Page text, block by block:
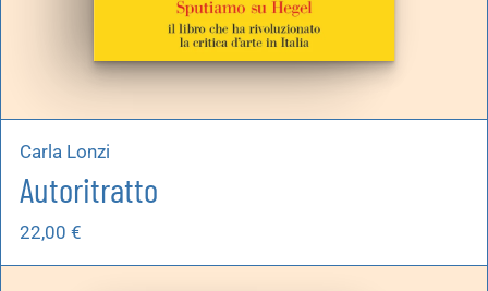
Carla Lonzi
Autoritratto
22,00 €